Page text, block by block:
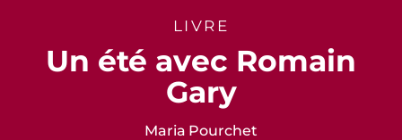
LIVRE
Un été avec Romain
Gary
Maria Pourchet